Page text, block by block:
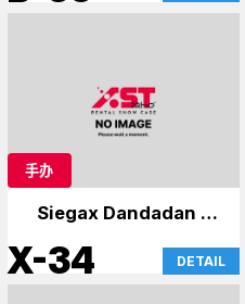
手办
Siegax Dandadan 等
人
X-34 DETAIL